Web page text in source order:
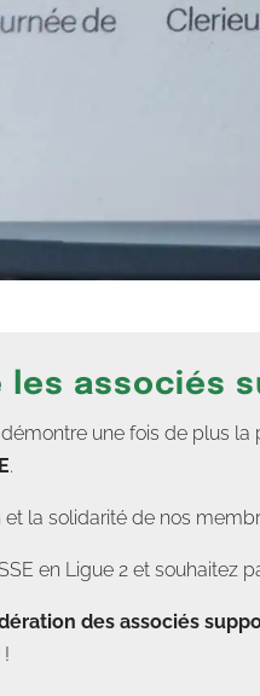
les associés
une fois de plus
.
la solidarité de nos
en Ligue 2 et souhaitez
des associés